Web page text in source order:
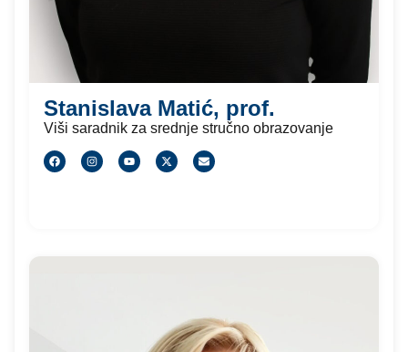
Stanislava Matić, prof.
Viši saradnik za srednje stručno obrazovanje